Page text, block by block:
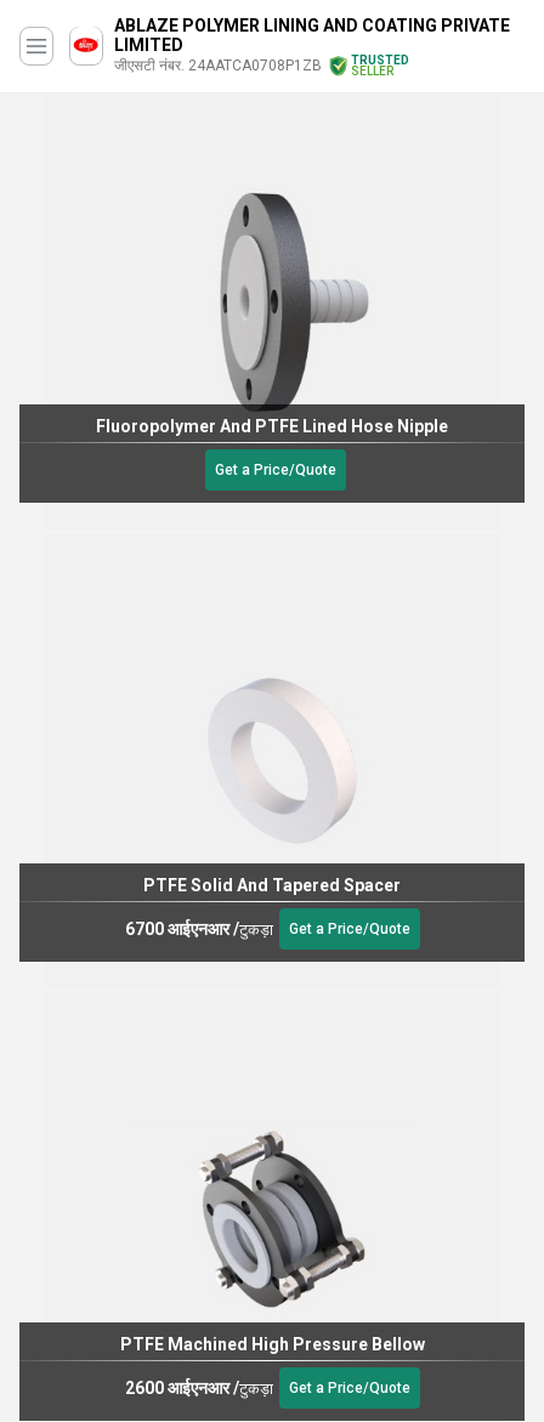
ABLAZE POLYMER LINING AND COATING PRIVATE
LIMITED
जीएसटी नंबर. 24AATCA0708P1ZB
TRUSTED
SELLER
Fluoropolymer And PTFE Lined Hose Nipple
Get a Price/Quote
PTFE Solid And Tapered Spacer
6700 आईएनआर/टुकड़ा Get a Price/Quote
PTFE Machined High Pressure Bellow
2600 आईएनआर/टुकड़ा Get a Price/Quote